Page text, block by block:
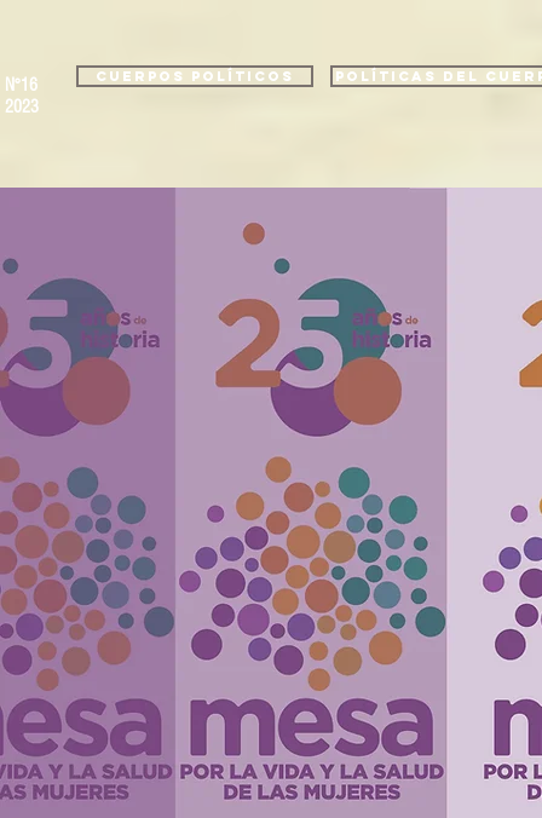
N°16
2023
Cuerpos políticos Políticas del